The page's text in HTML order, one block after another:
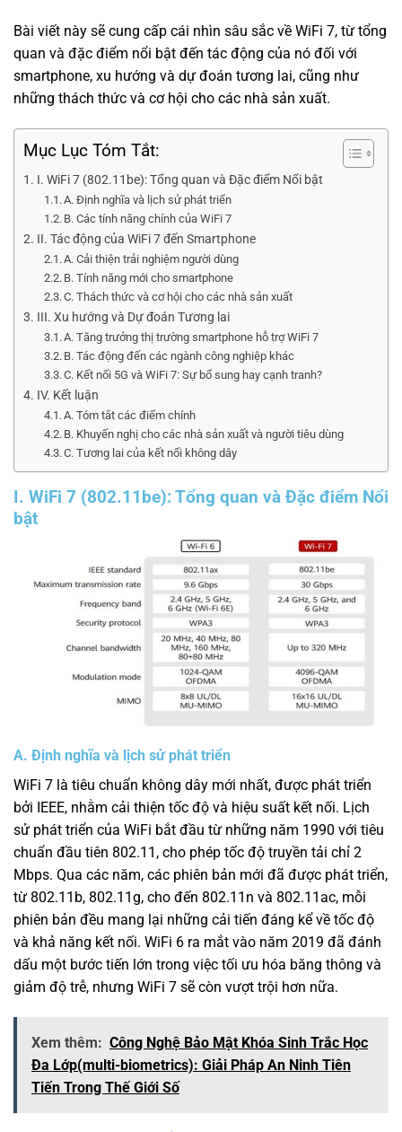
Bài viết này sẽ cung cấp cái nhìn sâu sắc về WiFi 7, từ tổng
quan và đặc điểm nổi bật đến tác động của nó đối với
smartphone, xu hướng và dự đoán tương lai, cũng như
những thách thức và cơ hội cho các nhà sản xuất.
Mục Lục Tóm Tắt:
I. WiFi 7 (802.11be): Tổng quan và Đặc điểm Nổi bật
A. Định nghĩa và lịch sử phát triển
B. Các tính năng chính của WiFi 7
II. Tác động của WiFi 7 đến Smartphone
A. Cải thiện trải nghiệm người dùng
B. Tính năng mới cho smartphone
C. Thách thức và cơ hội cho các nhà sản xuất
III. Xu hướng và Dự đoán Tương lai
A. Tăng trưởng thị trường smartphone hỗ trợ WiFi 7
B. Tác động đến các ngành công nghiệp khác
C. Kết nối 5G và WiFi 7: Sự bổ sung hay cạnh tranh?
IV. Kết luận
A. Tóm tắt các điểm chính
B. Khuyến nghị cho các nhà sản xuất và người tiêu dùng
C. Tương lai của kết nối không dây
I. WiFi 7 (802.11be): Tổng quan và Đặc điểm Nổi
bật
A. Định nghĩa và lịch sử phát triển
WiFi 7 là tiêu chuẩn không dây mới nhất, được phát triển
bởi IEEE, nhằm cải thiện tốc độ và hiệu suất kết nối. Lịch
sử phát triển của WiFi bắt đầu từ những năm 1990 với tiêu
chuẩn đầu tiên 802.11, cho phép tốc độ truyền tải chỉ 2
Mbps. Qua các năm, các phiên bản mới đã được phát triển,
từ 802.11b, 802.11g, cho đến 802.11n và 802.11ac, mỗi
phiên bản đều mang lại những cải tiến đáng kể về tốc độ
và khả năng kết nối. WiFi 6 ra mắt vào năm 2019 đã đánh
dấu một bước tiến lớn trong việc tối ưu hóa băng thông và
giảm độ trễ, nhưng WiFi 7 sẽ còn vượt trội hơn nữa.
Xem thêm: Công Nghệ Bảo Mật Khóa Sinh Trắc Học
Đa Lớp(multi-biometrics): Giải Pháp An Ninh Tiên
Tiến Trong Thế Giới Số